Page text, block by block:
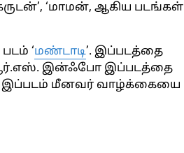
‘மாமன், ஆகிய படங்கள்
‘மண்டாடி’. இப்படத்தை
ஆர்.எஸ். இன்ஃபோ இப்படத்தை
இப்படம் மீனவர் வாழ்க்கையை